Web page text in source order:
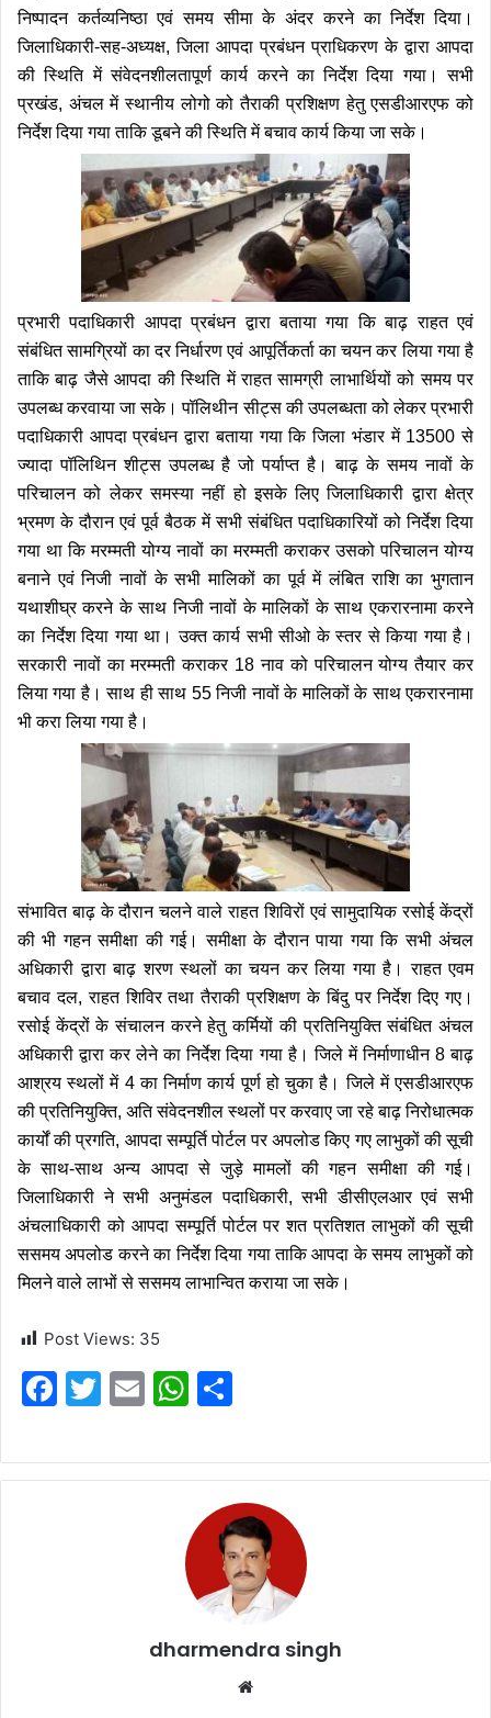
निष्पादन कर्तव्यनिष्ठा एवं समय सीमा के अंदर करने का निर्देश दिया।
जिलाधिकारी-सह-अध्यक्ष, जिला आपदा प्रबंधन प्राधिकरण के द्वारा आपदा
की स्थिति में संवेदनशीलतापूर्ण कार्य करने का निर्देश दिया गया। सभी
प्रखंड, अंचल में स्थानीय लोगो को तैराकी प्रशिक्षण हेतु एसडीआरएफ को
निर्देश दिया गया ताकि डूबने की स्थिति में बचाव कार्य किया जा सके।
प्रभारी पदाधिकारी आपदा प्रबंधन द्वारा बताया गया कि बाढ़ राहत एवं
संबंधित सामग्रियों का दर निर्धारण एवं आपूर्तिकर्ता का चयन कर लिया गया है
ताकि बाढ़ जैसे आपदा की स्थिति में राहत सामग्री लाभार्थियों को समय पर
उपलब्ध करवाया जा सके।पॉलिथीन सीट्स की उपलब्धता को लेकर प्रभारी
पदाधिकारी आपदा प्रबंधन द्वारा बताया गया कि जिला भंडार में 13500 से
ज्यादा पॉलिथिन शीट्स उपलब्ध है जो पर्याप्त है।बाढ़ के समय नावों के
परिचालन को लेकर समस्या नहीं हो इसके लिए जिलाधिकारी द्वारा क्षेत्र
भ्रमण के दौरान एवं पूर्व बैठक में सभी संबंधित पदाधिकारियों को निर्देश दिया
गया था कि मरम्मती योग्य नावों का मरम्मती कराकर उसको परिचालन योग्य
बनाने एवं निजी नावों के सभी मालिकों का पूर्व में लंबित राशि का भुगतान
यथाशीघ्र करने के साथ निजी नावों के मालिकों के साथ एकरारनामा करने
का निर्देश दिया गया था। उक्त कार्य सभी सीओ के स्तर से किया गया है।
सरकारी नावों का मरम्मती कराकर 18 नाव को परिचालन योग्य तैयार कर
लिया गया है।साथ ही साथ 55 निजी नावों के मालिकों के साथ एकरारनामा
भी करा लिया गया है।
संभावित बाढ़ के दौरान चलने वाले राहत शिविरों एवं सामुदायिक रसोई केंद्रों
की भी गहन समीक्षा की गई। समीक्षा के दौरान पाया गया कि सभी अंचल
अधिकारी द्वारा बाढ़ शरण स्थलों का चयन कर लिया गया है। राहत एवम
बचाव दल, राहत शिविर तथा तैराकी प्रशिक्षण के बिंदु पर निर्देश दिए गए।
रसोई केंद्रों के संचालन करने हेतु कर्मियों की प्रतिनियुक्ति संबंधित अंचल
अधिकारी द्वारा कर लेने का निर्देश दिया गया है।जिले में निर्माणाधीन 8 बाढ़
आश्रय स्थलों में 4 का निर्माण कार्य पूर्ण हो चुका है।जिले में एसडीआरएफ
की प्रतिनियुक्ति, अति संवेदनशील स्थलों पर करवाए जा रहे बाढ़ निरोधात्मक
कार्यों की प्रगति, आपदा सम्पूर्ति पोर्टल पर अपलोड किए गए लाभुकों की सूची
के साथ-साथ अन्य आपदा से जुड़े मामलों की गहन समीक्षा की गई।
जिलाधिकारी ने सभी अनुमंडल पदाधिकारी, सभी डीसीएलआर एवं सभी
अंचलाधिकारी को आपदा सम्पूर्ति पोर्टल पर शत प्रतिशत लाभुकों की सूची
ससमय अपलोड करने का निर्देश दिया गया ताकि आपदा के समय लाभुकों को
मिलने वाले लाभों से ससमय लाभान्वित कराया जा सके।
Post Views: 35
F
c
e
T
itt
er
E
ai
l
W
at
s
A
p
ar
e
dharmendra singh
Website